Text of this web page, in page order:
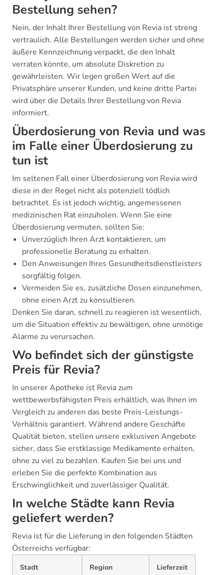
Bestellung sehen?
Nein, der Inhalt Ihrer Bestellung von Revia ist streng
vertraulich. Alle Bestellungen werden sicher und ohne
äußere Kennzeichnung verpackt, die den Inhalt
verraten könnte, um absolute Diskretion zu
gewährleisten. Wir legen großen Wert auf die
Privatsphäre unserer Kunden, und keine dritte Partei
wird über die Details Ihrer Bestellung von Revia
informiert.
Überdosierung von Revia und was
im Falle einer Überdosierung zu
tun ist
Im seltenen Fall einer Überdosierung von Revia wird
diese in der Regel nicht als potenziell tödlich
betrachtet. Es ist jedoch wichtig, angemessenen
medizinischen Rat einzuholen. Wenn Sie eine
Überdosierung vermuten, sollten Sie:
Unverzüglich Ihren Arzt kontaktieren, um
professionelle Beratung zu erhalten.
Den Anweisungen Ihres Gesundheitsdienstleisters
sorgfältig folgen.
Vermeiden Sie es, zusätzliche Dosen einzunehmen,
ohne einen Arzt zu konsultieren.
Denken Sie daran, schnell zu reagieren ist wesentlich,
um die Situation effektiv zu bewältigen, ohne unnötige
Alarme zu verursachen.
Wo befindet sich der günstigste
Preis für Revia?
In unserer Apotheke ist Revia zum
wettbewerbsfähigsten Preis erhältlich, was Ihnen im
Vergleich zu anderen das beste Preis-Leistungs-
Verhältnis garantiert. Während andere Geschäfte
Qualität bieten, stellen unsere exklusiven Angebote
sicher, dass Sie erstklassige Medikamente erhalten,
ohne zu viel zu bezahlen. Kaufen Sie bei uns und
erleben Sie die perfekte Kombination aus
Erschwinglichkeit und zuverlässiger Qualität.
In welche Städte kann Revia
geliefert werden?
Revia ist für die Lieferung in den folgenden Städten
Österreichs verfügbar:
Stadt Region Lieferzeit